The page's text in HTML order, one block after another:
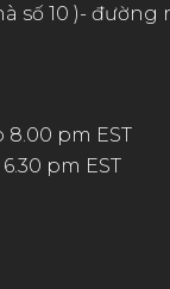
số 10 )- đường
8.00 pm EST
pm EST